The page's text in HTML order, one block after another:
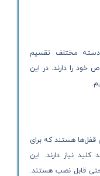
مختلف تقسیم
خود را دارند. در این
قفل‌ها هستند که برای
نیاز دارند. این
قابل نصب هستند.